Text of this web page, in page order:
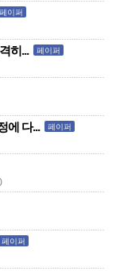
페이퍼
히... 페이퍼
에 다... 페이퍼
페이퍼